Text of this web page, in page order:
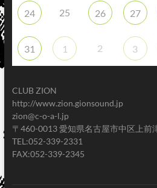
24 25 26 27
31 1 2 3
CLUB ZION
http://www.zion.gionsound.jp
zion@c-o-a-l.jp
〒460-0013 愛知県名古屋市中区上前
TEL:052-339-2331
FAX:052-339-2345